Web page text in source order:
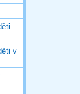
v